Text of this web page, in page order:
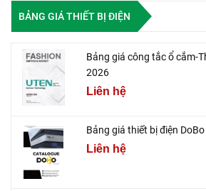
BẢNG GIÁ THIẾT BỊ ĐIỆN
Bảng giá công tắc ổ cắm-
2026
Liên hệ
Bảng giá thiết bị điện
Liên hệ